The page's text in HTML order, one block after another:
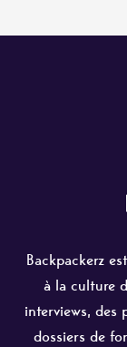
Backpackerz
à la culture
interviews, des
dossiers de